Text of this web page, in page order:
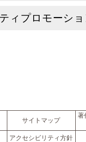
ィプロモーショ
サイトマップ
著
アクセシビリティ方針